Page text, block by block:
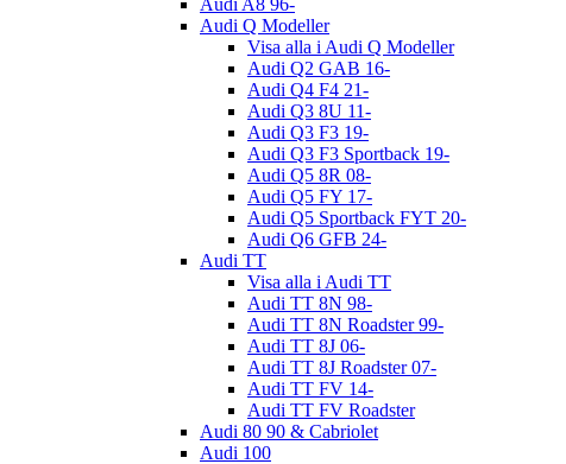
Audi A8 96-
Audi Q Modeller
Visa alla i Audi Q Modeller
Audi Q2 GAB 16-
Audi Q4 F4 21-
Audi Q3 8U 11-
Audi Q3 F3 19-
Audi Q3 F3 Sportback 19-
Audi Q5 8R 08-
Audi Q5 FY 17-
Audi Q5 Sportback FYT 20-
Audi Q6 GFB 24-
Audi TT
Visa alla i Audi TT
Audi TT 8N 98-
Audi TT 8N Roadster 99-
Audi TT 8J 06-
Audi TT 8J Roadster 07-
Audi TT FV 14-
Audi TT FV Roadster
Audi 80 90 & Cabriolet
Audi 100